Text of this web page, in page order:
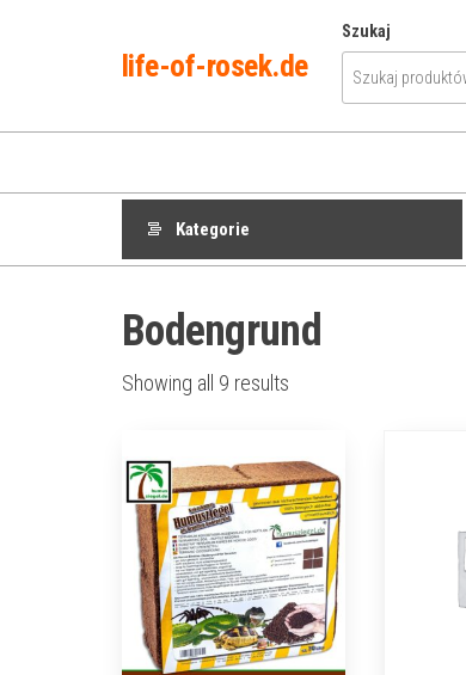
life-of-rosek.de
Szukaj
Kategorie
Bodengrund
Showing all 9 results